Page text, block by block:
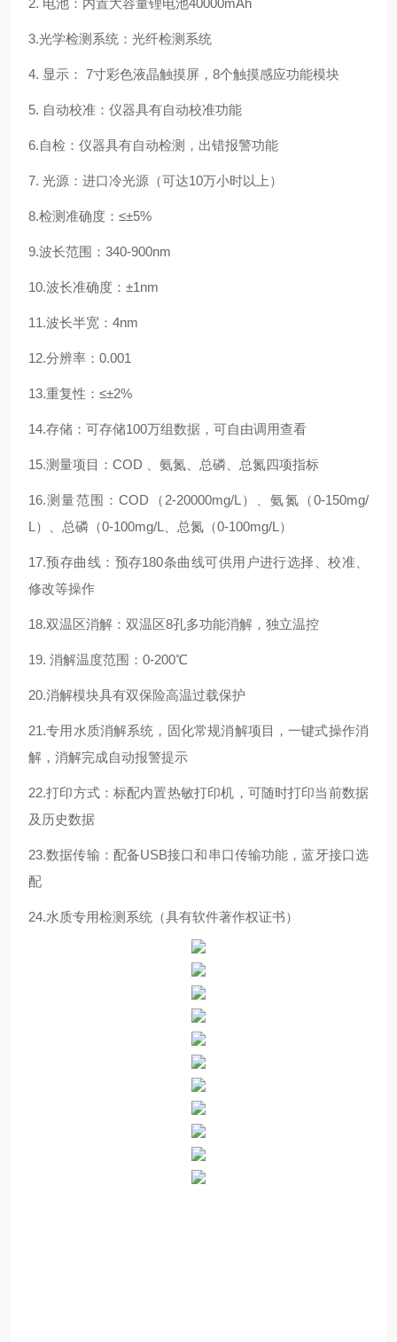
2. 电池：内置大容量锂电池40000mAh
3.光学检测系统：光纤检测系统
4. 显示： 7寸彩色液晶触摸屏，8个触摸感应功能模块
5. 自动校准：仪器具有自动校准功能
6.自检：仪器具有自动检测，出错报警功能
7. 光源：进口冷光源（可达10万小时以上）
8.检测准确度：≤±5%
9.波长范围：340-900nm
10.波长准确度：±1nm
11.波长半宽：4nm
12.分辨率：0.001
13.重复性：≤±2%
14.存储：可存储100万组数据，可自由调用查看
15.测量项目：COD 、氨氮、总磷、总氮四项指标
16.测量范围：COD（2-20000mg/L）、氨氮（0-150mg/
L）、总磷（0-100mg/L、总氮（0-100mg/L）
17.预存曲线：预存180条曲线可供用户进行选择、校准、
修改等操作
18.双温区消解：双温区8孔多功能消解，独立温控
19. 消解温度范围：0-200℃
20.消解模块具有双保险高温过载保护
21.专用水质消解系统，固化常规消解项目，一键式操作消
解，消解完成自动报警提示
22.打印方式：标配内置热敏打印机，可随时打印当前数据
及历史数据
23.数据传输：配备USB接口和串口传输功能，蓝牙接口选
配
24.水质专用检测系统（具有软件著作权证书）